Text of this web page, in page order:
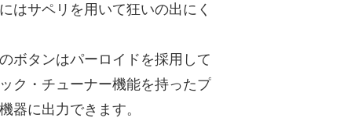
はサペリを用いて狂いの出にく
ボタンはパーロイドを採用して
ク・チューナー機能を持ったプ
器に出力できます。